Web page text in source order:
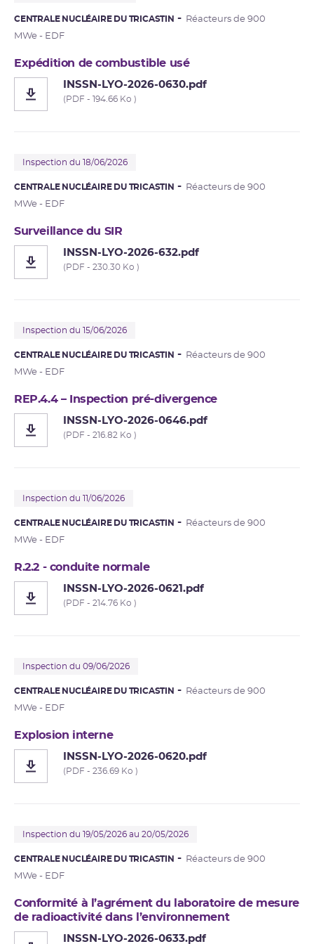
CENTRALE NUCLÉAIRE DU TRICASTIN
Réacteurs de 900
MWe - EDF
Expédition de combustible usé
INSSN-LYO-2026-0630.pdf
(PDF - 194.66 Ko )
Inspection du 18/06/2026
CENTRALE NUCLÉAIRE DU TRICASTIN
Réacteurs de 900
MWe - EDF
Surveillance du SIR
INSSN-LYO-2026-632.pdf
(PDF - 230.30 Ko )
Inspection du 15/06/2026
CENTRALE NUCLÉAIRE DU TRICASTIN
Réacteurs de 900
MWe - EDF
REP.4.4 – Inspection pré-divergence
INSSN-LYO-2026-0646.pdf
(PDF - 216.82 Ko )
Inspection du 11/06/2026
CENTRALE NUCLÉAIRE DU TRICASTIN
Réacteurs de 900
MWe - EDF
R.2.2 - conduite normale
INSSN-LYO-2026-0621.pdf
(PDF - 214.76 Ko )
Inspection du 09/06/2026
CENTRALE NUCLÉAIRE DU TRICASTIN
Réacteurs de 900
MWe - EDF
Explosion interne
INSSN-LYO-2026-0620.pdf
(PDF - 236.69 Ko )
Inspection du 19/05/2026 au 20/05/2026
CENTRALE NUCLÉAIRE DU TRICASTIN
Réacteurs de 900
MWe - EDF
Conformité à l’agrément du laboratoire de mesure
de radioactivité dans l’environnement
INSSN-LYO-2026-0633.pdf